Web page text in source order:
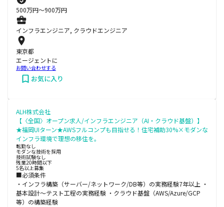
500万円〜900万円
インフラエンジニア, クラウドエンジニア
東京都
エージェントに
お問い合わせする
お気に入り
ALH株式会社
【〈全国〉オープン求人/インフラエンジニア（AI・クラウド基盤）】
★福岡UIターン★AWSフルコンプも目指せる！住宅補助30%×モダンな
インフラ環境で理想の移住を。
転勤なし
モダンな技術を採用
技術試験なし
残業20時間以下
5名以上募集
■必須条件
・インフラ構築（サーバー/ネットワーク/DB等）の実務経験7年以上 ・
基本設計～テスト工程の実務経験 ・クラウド基盤（AWS/Azure/GCP
等）の構築経験